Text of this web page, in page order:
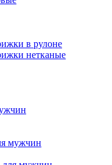
в рулоне
нетканые
мужчин